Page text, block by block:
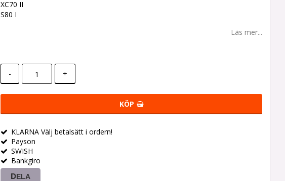
XC70 II
S80 I
Läs mer...
- +
KÖP
KLARNA Välj betalsätt i ordern!
Payson
SWISH
Bankgiro
DELA